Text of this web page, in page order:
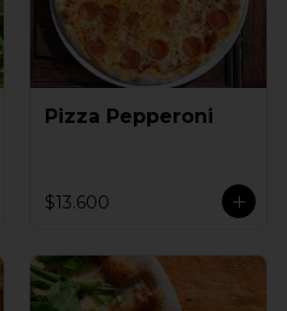
Pizza Pepperoni
$13.600